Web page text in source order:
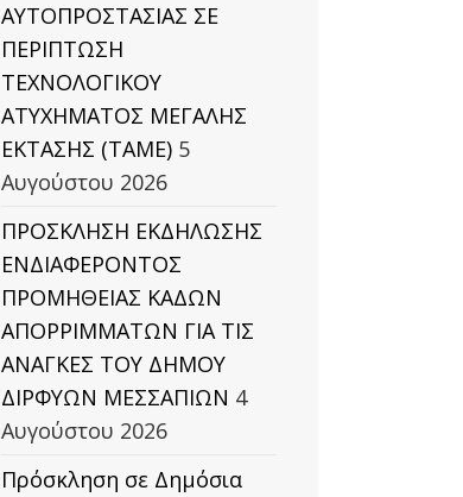
ΑΥΤΟΠΡΟΣΤΑΣΙΑΣ ΣΕ
ΠΕΡΙΠΤΩΣΗ
ΤΕΧΝΟΛΟΓΙΚΟΥ
ΑΤΥΧΗΜΑΤΟΣ ΜΕΓΑΛΗΣ
ΕΚΤΑΣΗΣ (TAΜΕ) 5
Αυγούστου 2026
ΠΡΟΣΚΛΗΣΗ ΕΚΔΗΛΩΣΗΣ
ΕΝΔΙΑΦΕΡΟΝΤΟΣ
ΠΡΟΜΗΘΕΙΑΣ ΚΑΔΩΝ
ΑΠΟΡΡΙΜΜΑΤΩΝ ΓΙΑ ΤΙΣ
ΑΝΑΓΚΕΣ ΤΟΥ ΔΗΜΟΥ
ΔΙΡΦΥΩΝ ΜΕΣΣΑΠΙΩΝ 4
Αυγούστου 2026
Πρόσκληση σε Δημόσια